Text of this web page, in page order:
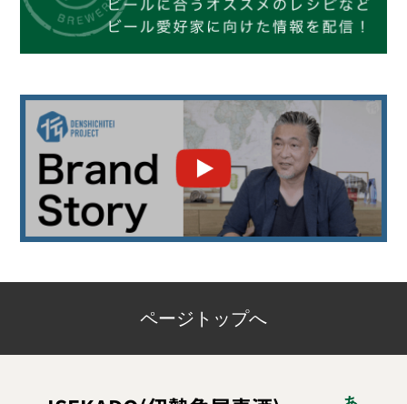
ページトップへ